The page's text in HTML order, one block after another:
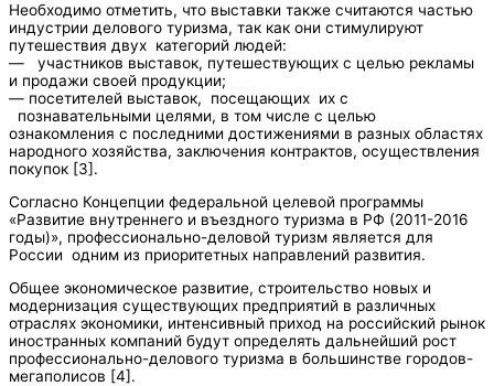
Необходимо отметить, что выставки также считаются частью
индустрии делового туризма, так как они стимулируют
путешествия двух категорий людей:
— участников выставок, путешествующих с целью рекламы
и продажи своей продукции;
— посетителей выставок, посещающих их с
познавательными целями, в том числе с целью
ознакомления с последними достижениями в разных областях
народного хозяйства, заключения контрактов, осуществления
покупок [3].
Согласно Концепции федеральной целевой программы
«Развитие внутреннего и въездного туризма в РФ (2011-2016
годы)», профессионально-деловой туризм является для
России одним из приоритетных направлений развития.
Общее экономическое развитие, строительство новых и
модернизация существующих предприятий в различных
отраслях экономики, интенсивный приход на российский рынок
иностранных компаний будут определять дальнейший рост
профессионально-делового туризма в большинстве городов-
мегаполисов [4].